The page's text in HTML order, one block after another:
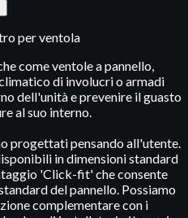
per ventola
come ventole a pannello,
di involucri o armadi
dell'unità e prevenire il guasto
al suo interno.
progettati pensando all'utente.
in dimensioni standard
'Click-fit' che consente
del pannello. Possiamo
complementare con i